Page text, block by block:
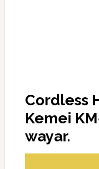
Cordless
Kemei
wayar.